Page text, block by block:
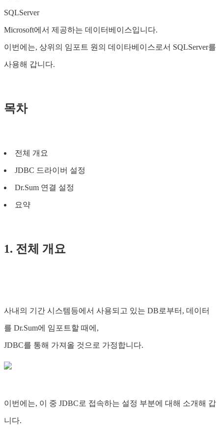
SQLServer
Microsoft에서 제공하는 데이터베이스입니다.
이번에는, 상위의 임포트 원의 데이타베이스로서 SQLServer를
사용해 갑니다.
목차
전체 개요
JDBC 드라이버 설정
Dr.Sum 연결 설정
요약
1. 전체 개요
사내의 기간 시스템등에서 사용되고 있는 DB로부터, 데이터
를 Dr.Sum에 임포트할 때에,
JDBC를 통해 가져올 것으로 가정합니다.
이번에는, 이 중 JDBC로 접속하는 설정 부분에 대해 소개해 갑
니다.